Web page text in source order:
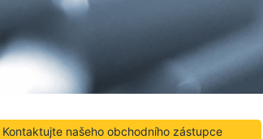
Kontaktujte našeho obchodního zástupce